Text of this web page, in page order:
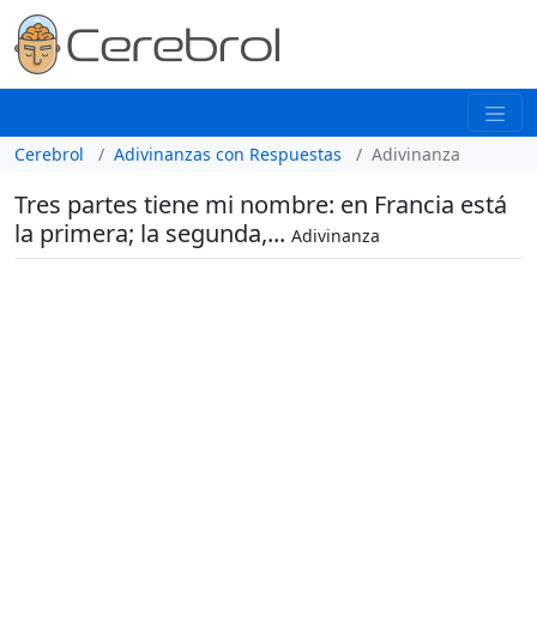
Cerebrol Adivinanzas con Respuestas Adivinanza
Tres partes tiene mi nombre: en Francia está
la primera; la segunda,... Adivinanza